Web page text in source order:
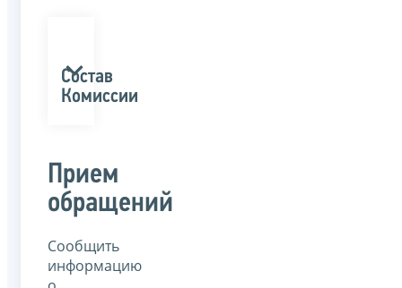
Состав
Комиссии
Прием
обращений
Сообщить
информацию